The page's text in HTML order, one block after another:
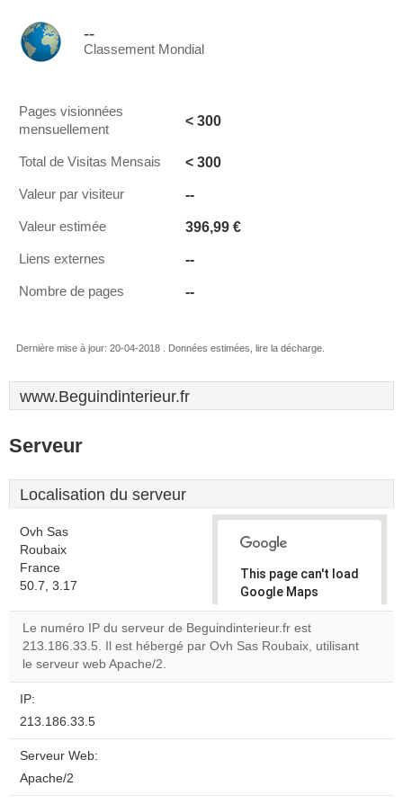
--
Classement Mondial
Pages visionnées
mensuellement
< 300
Total de Visitas Mensais < 300
Valeur par visiteur --
Valeur estimée 396,99 €
Liens externes --
Nombre de pages --
Dernière mise à jour: 20-04-2018 . Données estimées, lire la décharge.
www.Beguindinterieur.fr
Serveur
Localisation du serveur
Ovh Sas
Roubaix
France
50.7, 3.17
This page can't load
Google Maps
correctly.
Do you
Le numéro IP du serveur de Beguindinterieur.fr est
213.186.33.5. Il est hébergé par Ovh Sas Roubaix, utilisant
le serveur web Apache/2.
IP:
213.186.33.5
Serveur Web:
Apache/2